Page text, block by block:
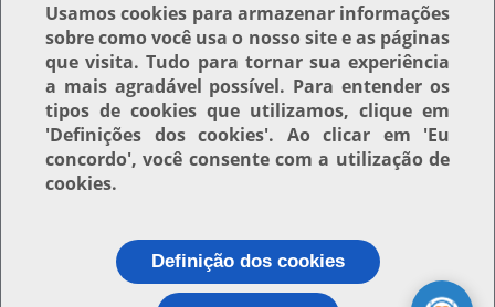
Usamoscookies para armazenar informações
sobre como você usa o nosso site e as páginas
que visita. Tudo para tornar sua experiência
a mais agradável possível. Para entender os
tipos de cookies que utilizamos, clique em
'Definições dos cookies'. Ao clicar em 'Eu
concordo', você consente com a utilização de
cookies.